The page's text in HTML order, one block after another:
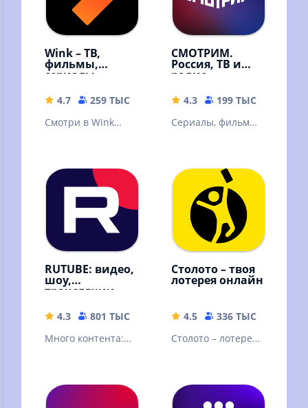
Wink – ТВ,
фильмы,
сериалы
4.7 259 ТЫС
59.68 MB
Смотри в Wink
мультфильмы и ТВ
каналы
СМОТРИМ.
Россия, ТВ и
радио
4.3 199 ТЫС
Сериалы, фильмы,
новости
RUTUBE: видео,
шоу,
трансляции
4.3 801 ТЫС
42.88 MB
Много контента:
прямые эфиры,
сериалы и шоу
Столото – твоя
лотерея онлайн
4.5 336 ТЫС
Столото – лотерея,
лото и другие
лотереи